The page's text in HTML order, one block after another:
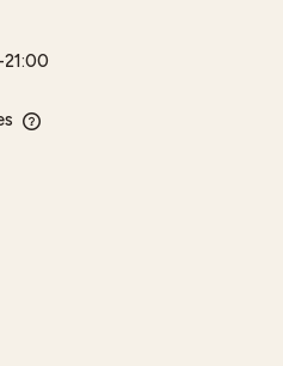
kosztów płatności